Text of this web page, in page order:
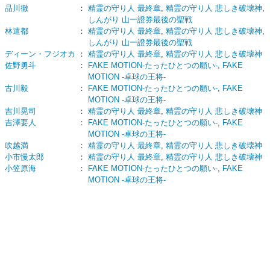
品川徹 ： 精霊の守り人 最終章, 精霊の守り人 悲しき破壊神,
しんがり 山一證券最後の聖戦
林遣都
： 精霊の守り人 最終章, 精霊の守り人 悲しき破壊神,
しんがり 山一證券最後の聖戦
ディーン・フジオカ
： 精霊の守り人 最終章, 精霊の守り人 悲しき破壊神
佐野勇斗
： FAKE MOTION-たったひとつの願い-, FAKE
MOTION -卓球の王将-
古川毅
： FAKE MOTION-たったひとつの願い-, FAKE
MOTION -卓球の王将-
吉川晃司
： 精霊の守り人 最終章, 精霊の守り人 悲しき破壊神
吉澤要人
： FAKE MOTION-たったひとつの願い-, FAKE
MOTION -卓球の王将-
吹越満
： 精霊の守り人 最終章, 精霊の守り人 悲しき破壊神
小市慢太郎
： 精霊の守り人 最終章, 精霊の守り人 悲しき破壊神
小笠原海
： FAKE MOTION-たったひとつの願い-, FAKE
MOTION -卓球の王将-